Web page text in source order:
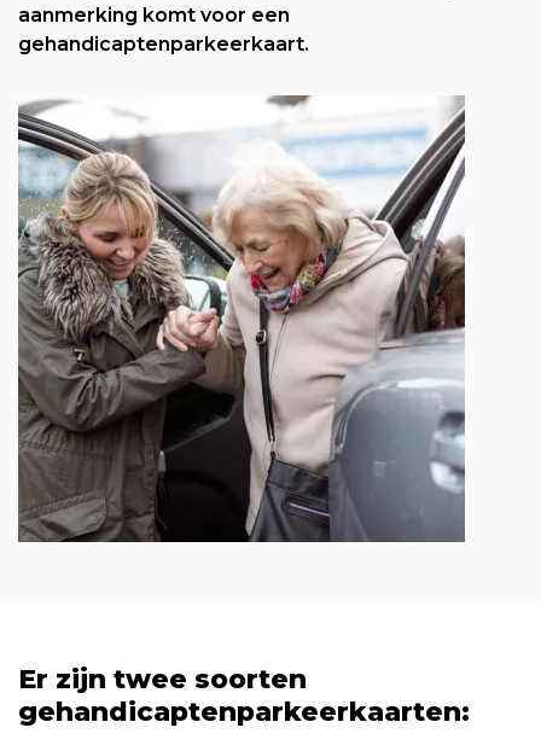
aanmerking komt voor een
gehandicaptenparkeerkaart.
Er zijn twee soorten
gehandicaptenparkeerkaarten: